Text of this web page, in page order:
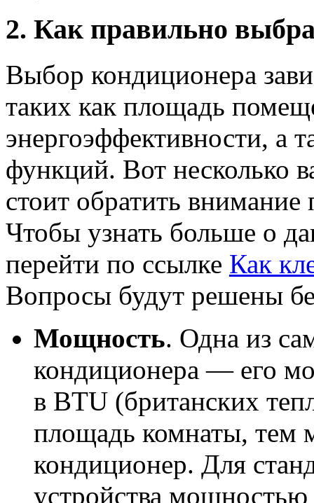
2. Как правильно
Выбор кондиционера
таких как площадь
энергоэффективности, а
функций. Вот несколько
стоит обратить
Чтобы узнать больше о
перейти по ссылке Как
Вопросы будут решены
Мощность. Одна из
кондиционера — его
в BTU (британских
площадь комнаты, тем
кондиционер. Для
устройства